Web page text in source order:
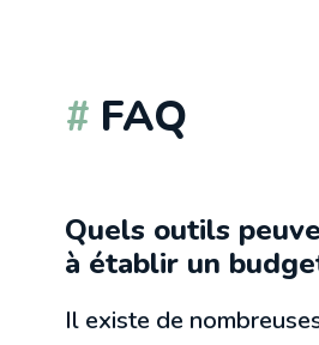
FAQ
Quels outils
à établir un
Il existe de